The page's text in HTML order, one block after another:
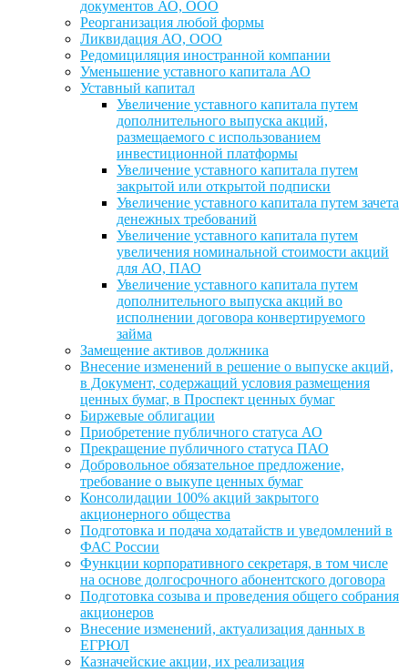
документов АО, ООО
Реорганизация любой формы
Ликвидация АО, ООО
Редомициляция иностранной компании
Уменьшение уставного капитала АО
Уставный капитал
Увеличение уставного капитала путем
дополнительного выпуска акций,
размещаемого с использованием
инвестиционной платформы
Увеличение уставного капитала путем
закрытой или открытой подписки
Увеличение уставного капитала путем зачета
денежных требований
Увеличение уставного капитала путем
увеличения номинальной стоимости акций
для АО, ПАО
Увеличение уставного капитала путем
дополнительного выпуска акций во
исполнении договора конвертируемого
займа
Замещение активов должника
Внесение изменений в решение о выпуске акций,
в Документ, содержащий условия размещения
ценных бумаг, в Проспект ценных бумаг
Биржевые облигации
Приобретение публичного статуса АО
Прекращение публичного статуса ПАО
Добровольное обязательное предложение,
требование о выкупе ценных бумаг
Консолидации 100% акций закрытого
акционерного общества
Подготовка и подача ходатайств и уведомлений в
ФАС России
Функции корпоративного секретаря, в том числе
на основе долгосрочного абонентского договора
Подготовка созыва и проведения общего собрания
акционеров
Внесение изменений, актуализация данных в
ЕГРЮЛ
Казначейские акции, их реализация